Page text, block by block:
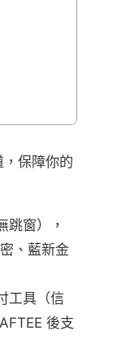
保障你的
跳窗），
、藍新金
工具（信
後支